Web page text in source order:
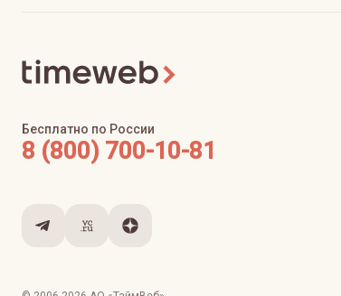
Бесплатно по России
8 (800) 700-10-81